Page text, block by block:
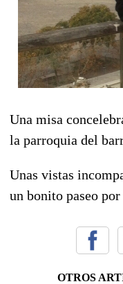
Una misa
la parroquia del
Unas vistas
un bonito paseo
OTROS